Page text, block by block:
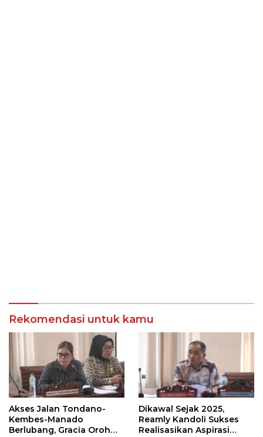
Rekomendasi untuk kamu
Akses Jalan Tondano-
Kembes-Manado
Berlubang, Gracia Oroh
Dikawal Sejak 2025,
Reamly Kandoli Sukses
Realisasikan Aspirasi